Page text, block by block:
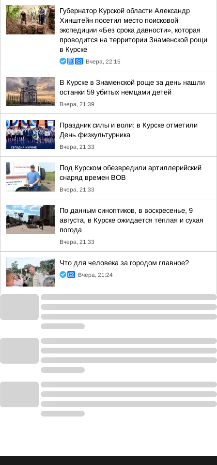
Губернатор Курской области Александр
Хинштейн посетил место поисковой
экспедиции «Без срока давности», которая
проводится на территории Знаменской рощи
в Курске
Вчера, 22:15
В Курске в Знаменской роще за день нашли
останки 59 убитых немцами детей
Вчера, 21:39
Праздник силы и воли: в Курске отметили
День физкультурника
Вчера, 21:33
Под Курском обезвредили артиллерийский
снаряд времен ВОВ
Вчера, 21:33
По данным синоптиков, в воскресенье, 9
августа, в Курске ожидается тёплая и сухая
погода
Вчера, 21:33
Что для человека за городом главное?
Вчера, 21:24